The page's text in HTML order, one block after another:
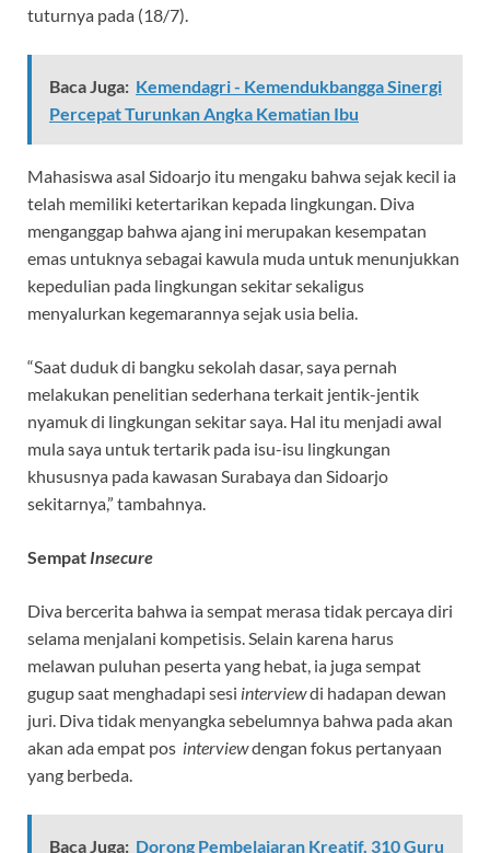
tuturnya pada (18/7).
Baca Juga: Kemendagri - Kemendukbangga Sinergi
Percepat Turunkan Angka Kematian Ibu
Mahasiswa asal Sidoarjo itu mengaku bahwa sejak kecil ia
telah memiliki ketertarikan kepada lingkungan. Diva
menganggap bahwa ajang ini merupakan kesempatan
emas untuknya sebagai kawula muda untuk menunjukkan
kepedulian pada lingkungan sekitar sekaligus
menyalurkan kegemarannya sejak usia belia.
“Saat duduk di bangku sekolah dasar, saya pernah
melakukan penelitian sederhana terkait jentik-jentik
nyamuk di lingkungan sekitar saya. Hal itu menjadi awal
mula saya untuk tertarik pada isu-isu lingkungan
khususnya pada kawasan Surabaya dan Sidoarjo
sekitarnya,” tambahnya.
Sempat Insecure
Diva bercerita bahwa ia sempat merasa tidak percaya diri
selama menjalani kompetisis. Selain karena harus
melawan puluhan peserta yang hebat, ia juga sempat
gugup saat menghadapi sesi interviewdi hadapan dewan
juri. Diva tidak menyangka sebelumnya bahwa pada akan
akan ada empat pos interviewdengan fokus pertanyaan
yang berbeda.
Baca Juga: Dorong Pembelajaran Kreatif, 310 Guru